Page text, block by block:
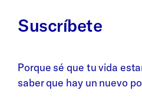
Suscríbete
Porque sé que tu vida
saber que hay un nuevo